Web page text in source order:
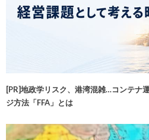
[PR]地政学リスク、港湾混雑…コンテナ
ジ方法「FFA」とは